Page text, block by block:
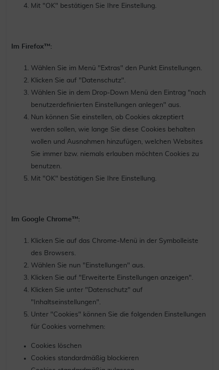
Mit "OK" bestätigen Sie Ihre Einstellung.
Im Firefox™:
Wählen Sie im Menü "Extras" den Punkt Einstellungen.
Klicken Sie auf "Datenschutz".
Wählen Sie in dem Drop-Down Menü den Eintrag "nach
benutzerdefinierten Einstellungen anlegen" aus.
Nun können Sie einstellen, ob Cookies akzeptiert
werden sollen, wie lange Sie diese Cookies behalten
wollen und Ausnahmen hinzufügen, welchen Websites
Sie immer bzw. niemals erlauben möchten Cookies zu
benutzen.
Mit "OK" bestätigen Sie Ihre Einstellung.
Im Google Chrome™:
Klicken Sie auf das Chrome-Menü in der Symbolleiste
des Browsers.
Wählen Sie nun "Einstellungen" aus.
Klicken Sie auf "Erweiterte Einstellungen anzeigen".
Klicken Sie unter "Datenschutz" auf
"Inhaltseinstellungen".
Unter "Cookies" können Sie die folgenden Einstellungen
für Cookies vornehmen:
Cookies löschen
Cookies standardmäßig blockieren